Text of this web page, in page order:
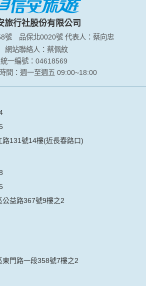
旅行社股份有限公司
號 品保北0020號 代表人：蔡向忠
網站聯絡人：蔡佩紋
統一編號：04618569
間：週一至週五 09:00~18:00
131號14樓(近長春路口)
益路367號9樓之2
門路一段358號7樓之2